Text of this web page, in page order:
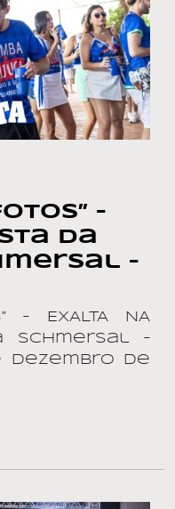
–
da
–
EXALTA NA
Schmersal –
dezembro de